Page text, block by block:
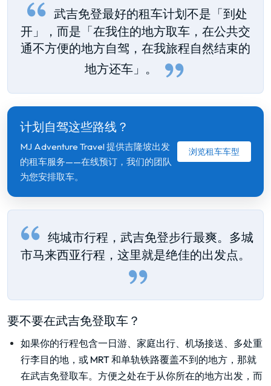
武吉免登最好的租车计划不是「到处
开」，而是「在我住的地方取车，在公共交
通不方便的地方自驾，在我旅程自然结束的
地方还车」。
计划自驾这些路线？
MJ Adventure Travel 提供吉隆坡出发
的租车服务——在线预订，我们的团队
为您安排取车。
浏览租车车型
纯城市行程，武吉免登步行最爽。多城
市马来西亚行程，这里就是绝佳的出发点。
要不要在武吉免登取车？
如果你的行程包含一日游、家庭出行、机场接送、多处重
行李目的地，或 MRT 和单轨铁路覆盖不到的地方，那就
在武吉免登取车。方便之处在于从你所在的地方出发，而